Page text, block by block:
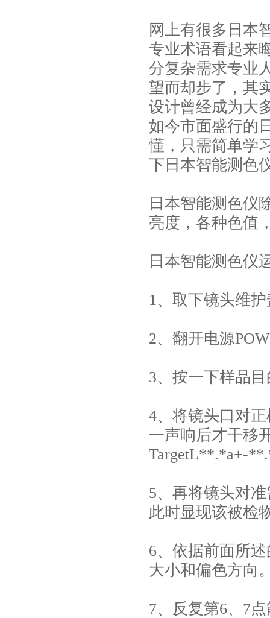
网上有很多日本
专业术语看起来
分复杂需求专业
望而却步了，其
设计曾经成为大
如今市面盛行的
懂，只需简单学
下日本智能测色
日本智能测色仪
亮度，各种色值
日本智能测色仪
1、取下镜头维
2、翻开电源
3、按一下样品
4、将镜头口对
一声响后才干移
TargetL**.*a+-
5、再将镜头对
此时显现该被检
6、依据前面所
大小和偏色方向
7、反复第6、7